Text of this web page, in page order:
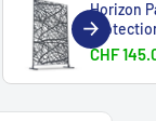
Horizon
Messina
CHF